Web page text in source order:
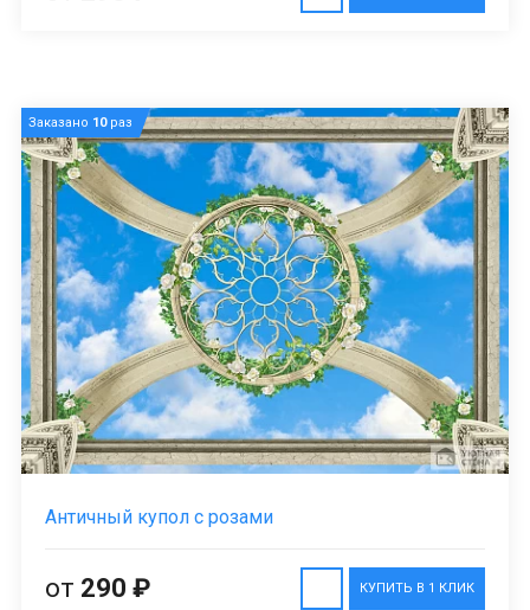
Заказано 10раз
Античный купол с розами
КУПИТЬ В 1 КЛИК
от 290 ₽